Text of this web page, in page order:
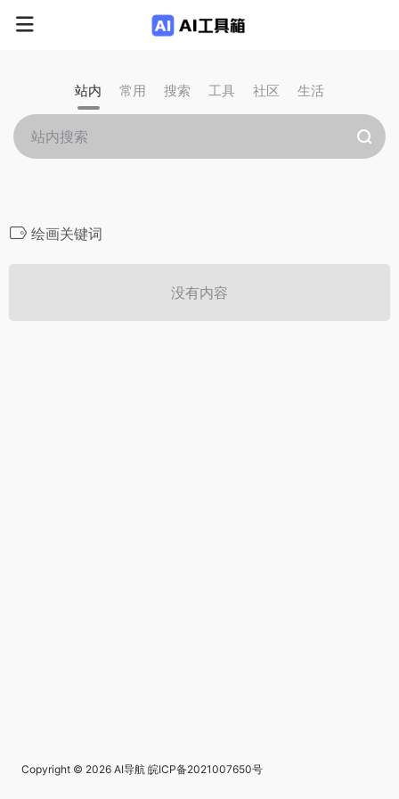
站内 常用 搜索 工具 社区 生活
绘画关键词
没有内容
Copyright © 2026 AI导航 皖ICP备2021007650号